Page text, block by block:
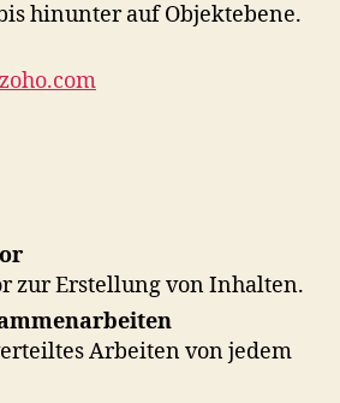
hinunter auf Objektebene.
zur Erstellung von Inhalten.
Arbeiten von jedem